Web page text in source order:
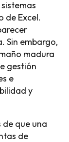
de Excel.
Sin embargo,
madura
gestión
e
y
de que una
de